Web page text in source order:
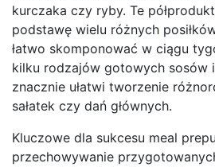
kurczaka czy ryby. Te
podstawę wielu różnych
łatwo skomponować w ciągu
kilku rodzajów gotowych sosów
znacznie ułatwi tworzenie
sałatek czy dań głównych.
Kluczowe dla sukcesu meal
przechowywanie